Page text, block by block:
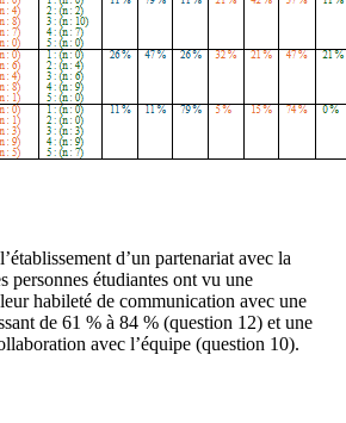
d’un partenariat avec la
personnes étudiantes ont vu une
habileté de communication avec une
de 61 % à 84 % (question 12) et une
avec l’équipe (question 10).